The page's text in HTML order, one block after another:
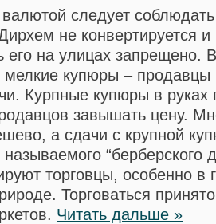
следует
не конвертируется
на улицах запрещено.
мелкие купюры – продавцы
Курпные купюры в руках
завышать цену.
а сдачи с крупной
“берберского
торговцы, особенно в
Торговаться
Читать дальше »